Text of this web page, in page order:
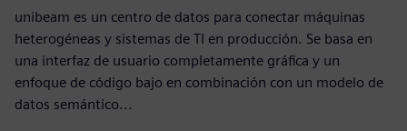
unibeam es un centro de datos para conectar máquinas
heterogéneas y sistemas de TI en producción. Se basa en
una interfaz de usuario completamente gráfica y un
enfoque de código bajo en combinación con un modelo de
datos semántico...